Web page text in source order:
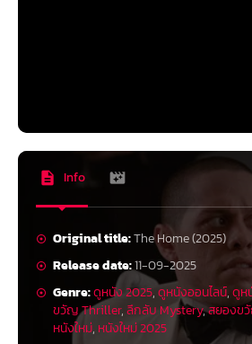
Info
Original title:The Home (2025)
Release date:11-09-2025
Genre:ดูหนัง 2025,ดูหนังออนไลน์,ดูห
ขวัญ Thriller,ลึกลับ Mystery,สยองข
หนังใหม่, หนังใหม่ 2025